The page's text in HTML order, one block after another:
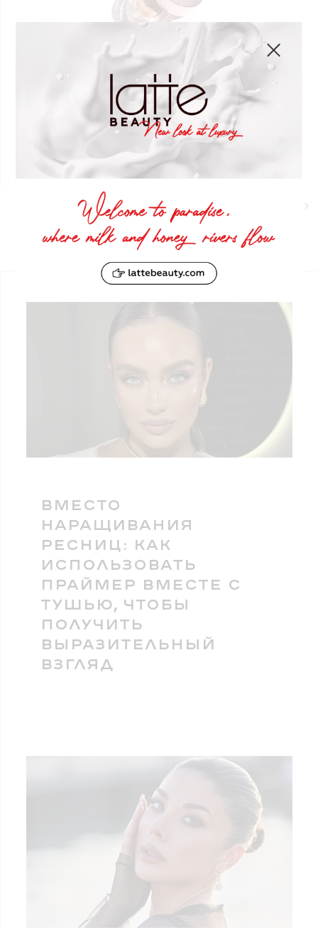
Муссовые тени для век Muse Uno
#02 Uno
КУПИТЬ
Узнать больше
ВМЕСТО
НАРАЩИВАНИЯ
РЕСНИЦ: КАК
ИСПОЛЬЗОВАТЬ
ПРАЙМЕР ВМЕСТЕ С
ТУШЬЮ, ЧТОБЫ
ПОЛУЧИТЬ
ВЫРАЗИТЕЛЬНЫЙ
ВЗГЛЯД